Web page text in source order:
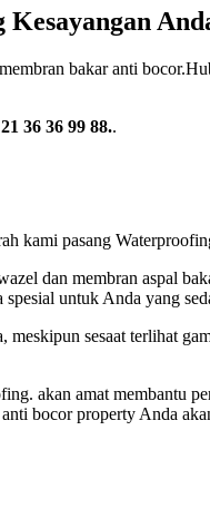
Kesayangan
bakar anti
36 36 99 88..
kami pasang
dan membran aspal
untuk Anda yang
sesaat terlihat
akan amat membantu
bocor property Anda